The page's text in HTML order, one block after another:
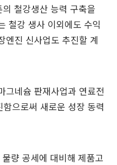
철강생산 능력 구축을
철강 생사 이외에도 수익
엔진 신사업도 추진할 계
그네슘 판재사업과 연료전
으로써 새로운 성장 동력
량 공세에 대비해 제품고